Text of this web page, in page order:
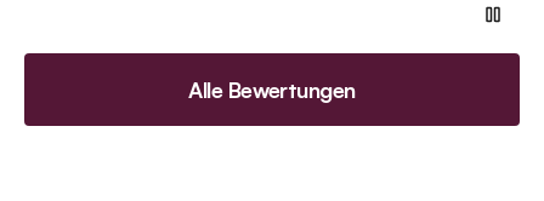
Alle Bewertungen